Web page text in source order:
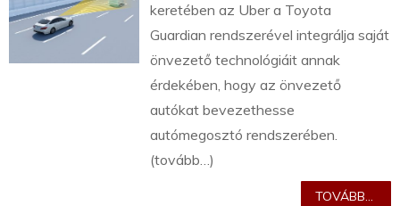
keretében az Uber a Toyota
Guardian rendszerével integrálja saját
önvezető technológiáit annak
érdekében, hogy az önvezető
autókat bevezethesse
autómegosztó rendszerében.
(tovább…)
TOVÁBB...